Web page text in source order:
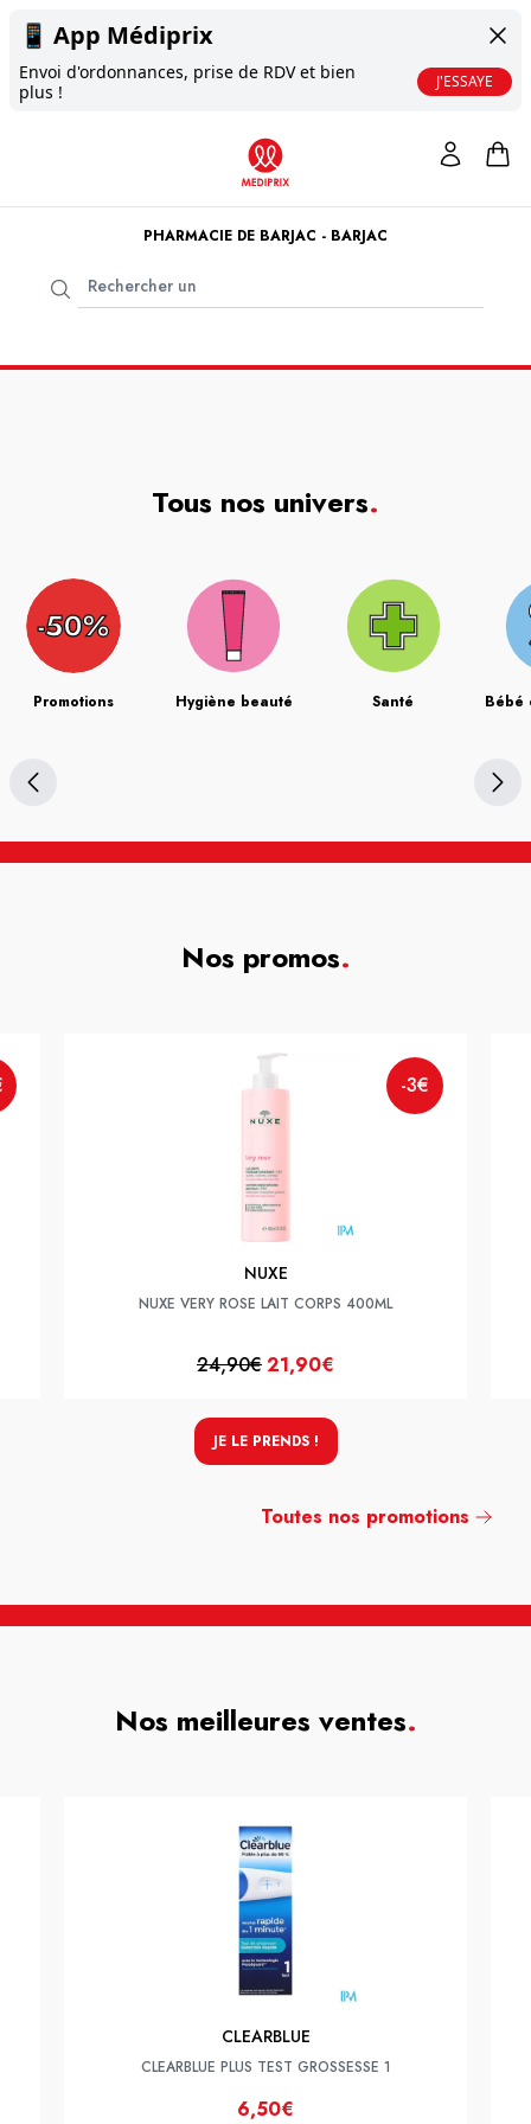
📱 App Médiprix
Envoi d'ordonnances, prise de RDV et bien
plus !
J'ESSAYE
PHARMACIE DE BARJAC - BARJAC
Tous nos univers.
Promotions Hygiène beauté Santé Bébé
Nos promos.
-3€
NUXE
NUXE VERY ROSE LAIT CORPS 400ML
24,90€21,90€
JE LE PRENDS !
Toutes nos promotions
Nos meilleures ventes.
CLEARBLUE
CLEARBLUE PLUS TEST GROSSESSE 1
6,50€